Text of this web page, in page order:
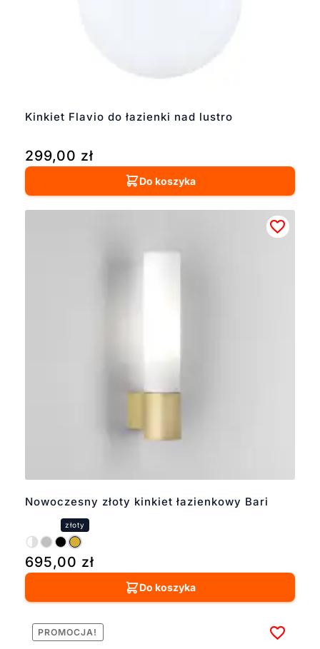
Kinkiet Flavio do łazienki nad lustro
299,00 zł
Do koszyka
Nowoczesny złoty kinkiet łazienkowy Bari
695,00 zł
Do koszyka
PROMOCJA!